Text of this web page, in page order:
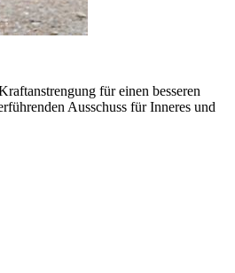
für einen besseren
Ausschuss für Inneres und